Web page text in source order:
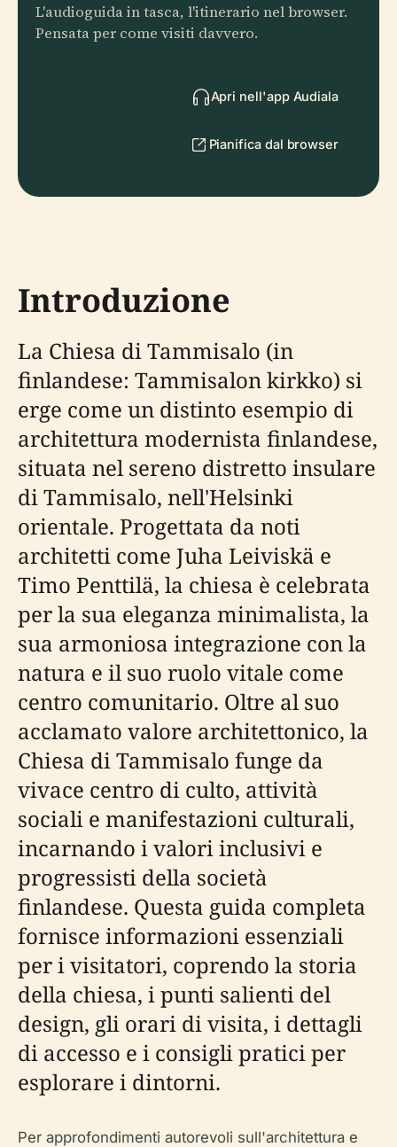
L'audioguida in tasca, l'itinerario nel browser.
Pensata per come visiti davvero.
Apri nell'app Audiala
Pianifica dal browser
Introduzione
La Chiesa di Tammisalo (in
finlandese: Tammisalon kirkko) si
erge come un distinto esempio di
architettura modernista finlandese,
situata nel sereno distretto insulare
di Tammisalo, nell'Helsinki
orientale. Progettata da noti
architetti come Juha Leiviskä e
Timo Penttilä, la chiesa è celebrata
per la sua eleganza minimalista, la
sua armoniosa integrazione con la
natura e il suo ruolo vitale come
centro comunitario. Oltre al suo
acclamato valore architettonico, la
Chiesa di Tammisalo funge da
vivace centro di culto, attività
sociali e manifestazioni culturali,
incarnando i valori inclusivi e
progressisti della società
finlandese. Questa guida completa
fornisce informazioni essenziali
per i visitatori, coprendo la storia
della chiesa, i punti salienti del
design, gli orari di visita, i dettagli
di accesso e i consigli pratici per
esplorare i dintorni.
Per approfondimenti autorevoli sull'architettura e